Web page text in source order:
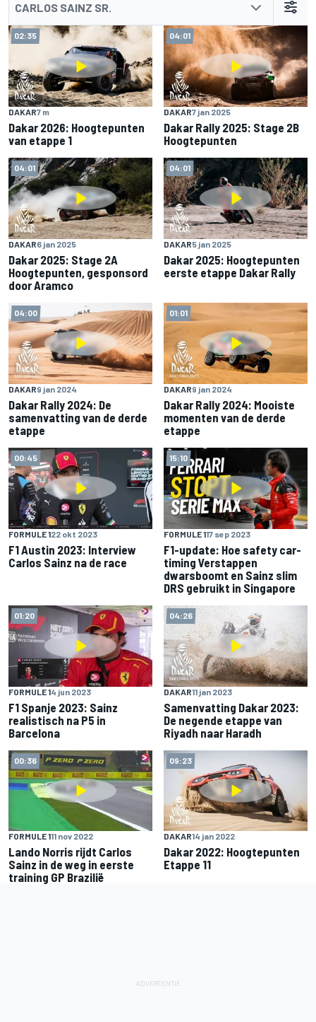
CARLOS SAINZ SR.
02:35
DAKAR7 m
Dakar 2026: Hoogtepunten
van etappe 1
04:01
DAKAR7 jan 2025
Dakar Rally 2025: Stage 2B
Hoogtepunten
04:01
DAKAR6 jan 2025
Dakar 2025: Stage 2A
Hoogtepunten, gesponsord
door Aramco
04:01
DAKAR5 jan 2025
Dakar 2025: Hoogtepunten
eerste etappe Dakar Rally
04:00
DAKAR9 jan 2024
Dakar Rally 2024: De
samenvatting van de derde
etappe
01:01
DAKAR9 jan 2024
Dakar Rally 2024: Mooiste
momenten van de derde
etappe
00:45
FORMULE 122 okt 2023
F1 Austin 2023: Interview
Carlos Sainz na de race
15:10
FORMULE 117 sep 2023
F1-update: Hoe safety car-
timing Verstappen
dwarsboomt en Sainz slim
DRS gebruikt in Singapore
01:20
FORMULE 14 jun 2023
F1 Spanje 2023: Sainz
realistisch na P5 in
Barcelona
04:26
DAKAR11 jan 2023
Samenvatting Dakar 2023:
De negende etappe van
Riyadh naar Haradh
00:36
FORMULE 111 nov 2022
Lando Norris rijdt Carlos
Sainz in de weg in eerste
training GP Brazilië
09:23
DAKAR14 jan 2022
Dakar 2022: Hoogtepunten
Etappe 11